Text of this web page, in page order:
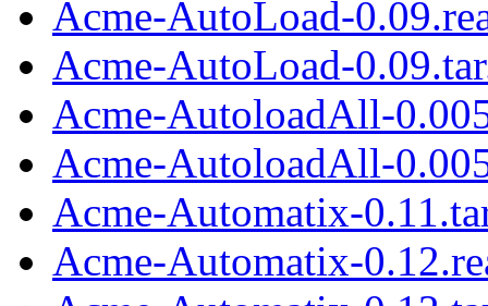
Acme-AutoLoad-
Acme-AutoLoad-
Acme-AutoloadAll-
Acme-AutoloadAll-
Acme-Automatix-
Acme-Automatix-